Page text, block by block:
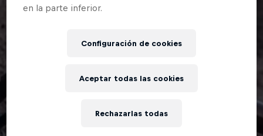
en la parte inferior.
Configuración de cookies
Rechazarlas todas
Aceptar todas las cookies